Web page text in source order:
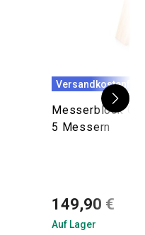
Versandkostenfrei
Messerblock
5 Messern
149,90 €
Auf Lager